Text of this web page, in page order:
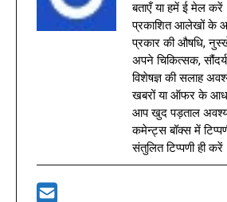
बताएँ या हमें ई मेल
प्रकाशित आलेखों के
प्रकार की औषधि,
अपने चिकित्सक, सौंदर्य
विशेषज्ञ की सलाह
खबरों या ऑफर के
आप खुद पड़ताल
कमेन्ट्स बॉक्स में
संतुलित टिप्पणी ही